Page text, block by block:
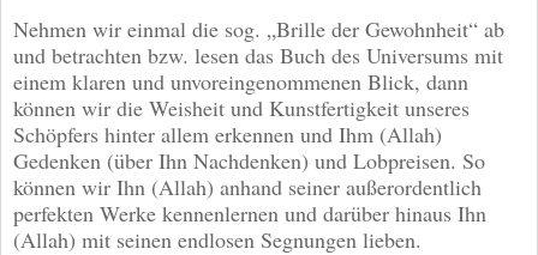
Nehmen wir einmal die sog. „Brille der Gewohnheit“ ab
und betrachten bzw. lesen das Buch des Universums mit
einem klaren und unvoreingenommenen Blick, dann
können wir die Weisheit und Kunstfertigkeit unseres
Schöpfers hinter allem erkennen und Ihm (Allah)
Gedenken (über Ihn Nachdenken) und Lobpreisen. So
können wir Ihn (Allah) anhand seiner außerordentlich
perfekten Werke kennenlernen und darüber hinaus Ihn
(Allah) mit seinen endlosen Segnungen lieben.